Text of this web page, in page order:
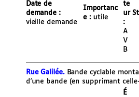
Date de
demande :
vieille demande
Importanc
e :utile
te
ur
:
A
V
B
Rue Galilée.Bande cyclable
d’une bande (en supprimant
É